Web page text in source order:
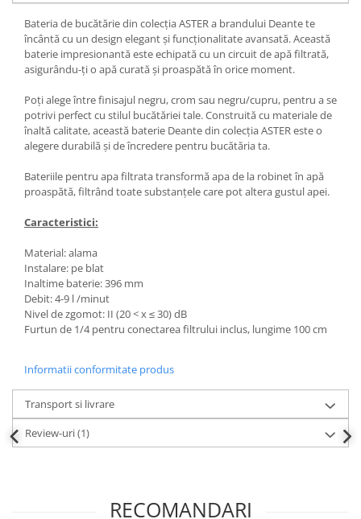
Bateria de bucătărie din colecția ASTER a brandului Deante te
încântă cu un design elegant și funcționalitate avansată. Această
baterie impresionantă este echipată cu un circuit de apă filtrată,
asigurându-ți o apă curată și proaspătă în orice moment.
Poți alege între finisajul negru, crom sau negru/cupru, pentru a se
potrivi perfect cu stilul bucătăriei tale. Construită cu materiale de
înaltă calitate, această baterie Deante din colecția ASTER este o
alegere durabilă și de încredere pentru bucătăria ta.
Bateriile pentru apa filtrata transformă apa de la robinet în apă
proaspătă, filtrând toate substanțele care pot altera gustul apei.
Caracteristici:
Material: alama
Instalare: pe blat
Inaltime baterie: 396 mm
Debit: 4-9 l /minut
Nivel de zgomot: II (20 < x ≤ 30) dB
Furtun de 1/4 pentru conectarea filtrului inclus, lungime 100 cm
Informatii conformitate produs
Transport si livrare
Review-uri(1)
RECOMANDARI